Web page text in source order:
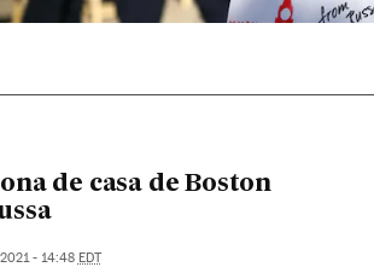
de casa de Boston
- 14:48 EDT